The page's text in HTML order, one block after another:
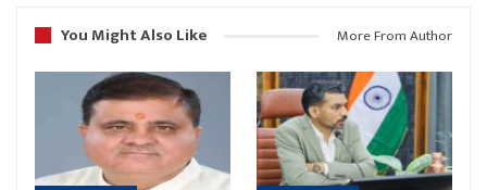
You Might Also Like More From Author